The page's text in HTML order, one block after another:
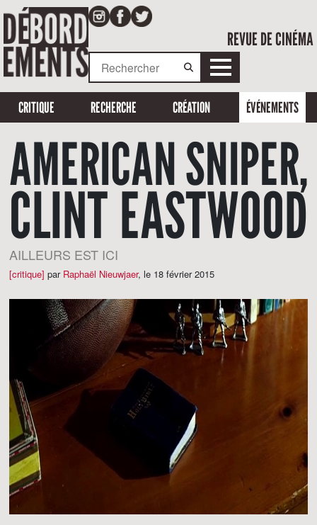
REVUE DE CINÉMA
CRITIQUE RECHERCHE CRÉATION ÉVÉNEMENTS
AMERICAN SNIPER,
CLINT EASTWOOD
AILLEURS EST ICI
[critique] par Raphaël Nieuwjaer, le 18 février 2015